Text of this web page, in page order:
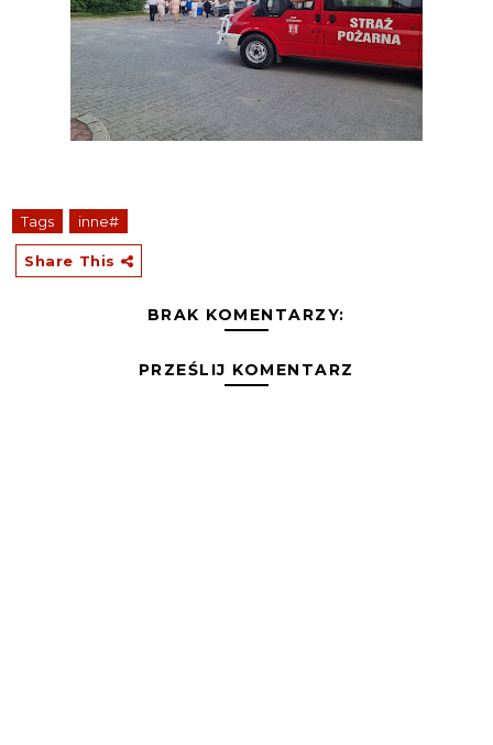
Tags inne#
Share This
BRAK KOMENTARZY:
PRZEŚLIJ KOMENTARZ